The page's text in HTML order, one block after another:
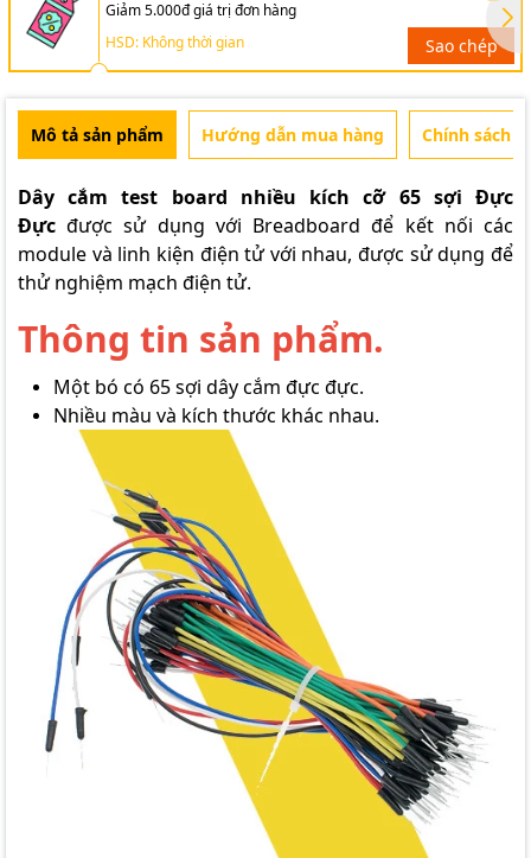
Giảm 5.000đ giá trị đơn hàng
HSD: Không thời gian
Sao chép
Mô tả sản phẩm Hướng dẫn mua hàng Chính sách
Dây cắm test board nhiều kích cỡ 65 sợi Đực
Đực được sử dụng với Breadboard để kết nối các
module và linh kiện điện tử với nhau, được sử dụng để
thử nghiệm mạch điện tử.
Thông tin sản phẩm.
Một bó có 65 sợi dây cắm đực đực.
Nhiều màu và kích thước khác nhau.